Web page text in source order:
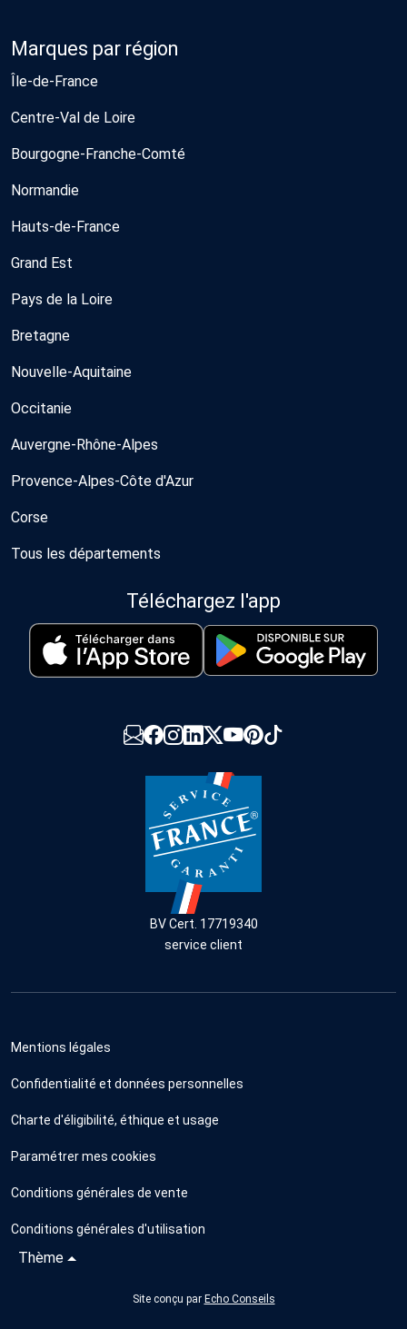
Marques par région
Île-de-France
Centre-Val de Loire
Bourgogne-Franche-Comté
Normandie
Hauts-de-France
Grand Est
Pays de la Loire
Bretagne
Nouvelle-Aquitaine
Occitanie
Auvergne-Rhône-Alpes
Provence-Alpes-Côte d'Azur
Corse
Tous les départements
Téléchargez l'app
BV Cert. 17719340
service client
Mentions légales
Confidentialité et données personnelles
Charte d'éligibilité, éthique et usage
Paramétrer mes cookies
Conditions générales de vente
Conditions générales d'utilisation
Thème
Site conçu par Echo Conseils